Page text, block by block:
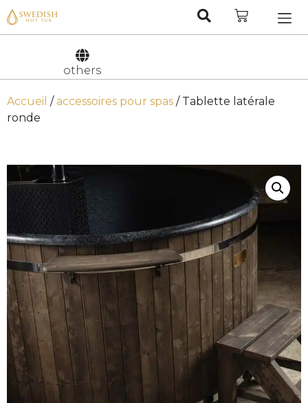
others
Accueil /accessoires pour spas / Tablette latérale
ronde